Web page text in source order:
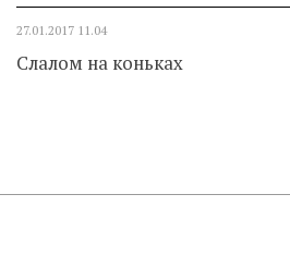
27.01.2017 11.04
Слалом на коньках